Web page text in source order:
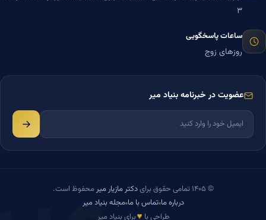
۳
ساعات پاسخگویی
روزهای زوج
عضویت در خبرنامه بنیاد میر
© ۱۴۰۵ تمامی حقوق برای دکتر مازیار میرمحفوظ است.
درباره ما تماس با ما مجله بنیاد میر
طراحی با ♥برای بنیاد میر